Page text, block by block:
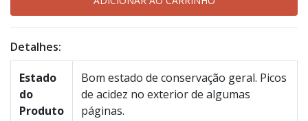
Detalhes:
Estado
do
Produto
Bom estado de conservação geral. Picos
de acidez no exterior de algumas
páginas.